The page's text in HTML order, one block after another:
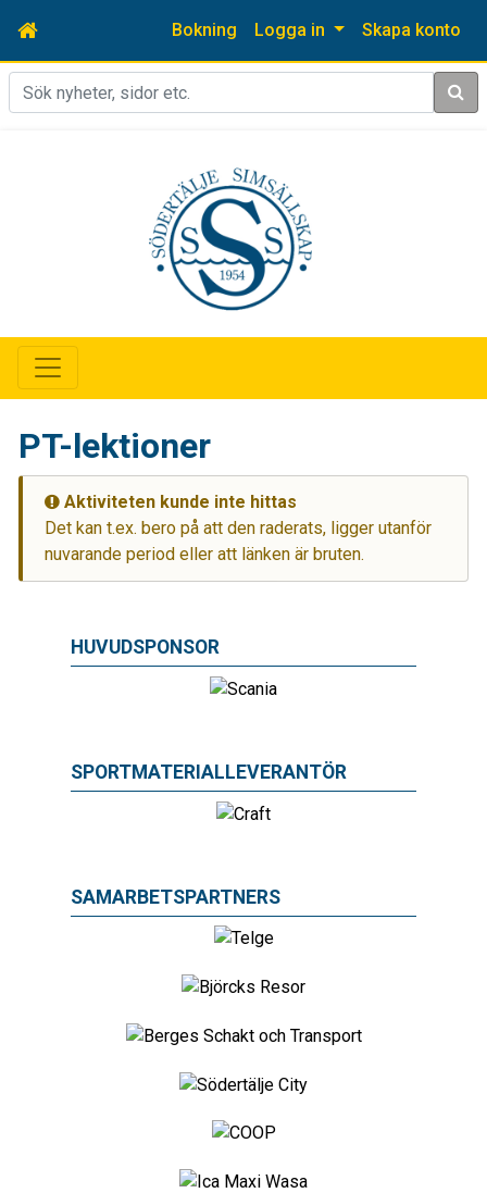
Bokning Logga in Skapa konto
Sök
PT-lektioner
Aktiviteten kunde inte hittas
Det kan t.ex. bero på att den raderats, ligger utanför
nuvarande period eller att länken är bruten.
HUVUDSPONSOR
SPORTMATERIALLEVERANTÖR
SAMARBETSPARTNERS